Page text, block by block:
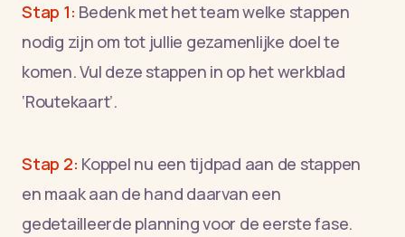
Stap 1: Bedenk met het team welke stappen
nodig zijn om tot jullie gezamenlijke doel te
komen. Vul deze stappen in op het werkblad
‘Routekaart’.
Stap 2: Koppel nu een tijdpad aan de stappen
en maak aan de hand daarvan een
gedetailleerde planning voor de eerste fase.